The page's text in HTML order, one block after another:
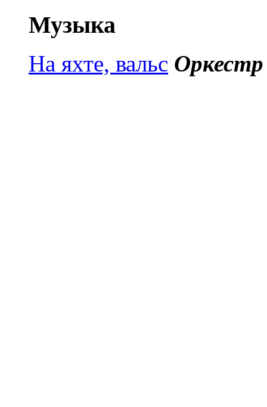
Музыка
На яхте, вальс